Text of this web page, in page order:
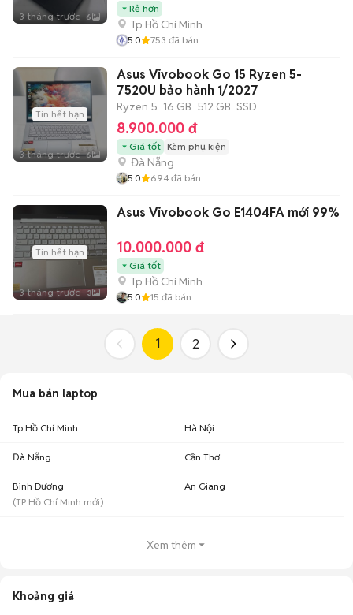
3 tháng trước 6
Rẻ hơn
Tp Hồ Chí Minh
5.0 753 đã bán
Tin hết hạn
3 tháng trước 6
Asus Vivobook Go 15 Ryzen 5-
7520U bảo hành 1/2027
Ryzen 5 16 GB 512 GB SSD
8.900.000 đ
Giá tốt Kèm phụ kiện
Đà Nẵng
5.0 694 đã bán
Tin hết hạn
3 tháng trước 3
Asus Vivobook Go E1404FA mới 99%
10.000.000 đ
Giá tốt
Tp Hồ Chí Minh
5.0 15 đã bán
1 2
Mua bán laptop
Tp Hồ Chí Minh Hà Nội
Đà Nẵng Cần Thơ
Bình Dương
(TP Hồ Chí Minh mới)
An Giang
Xem thêm
Khoảng giá